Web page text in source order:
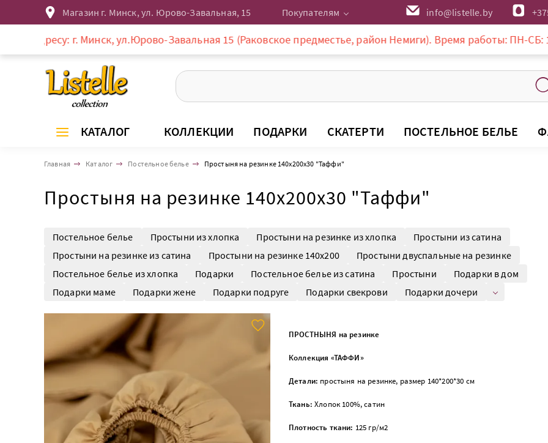
Магазин г. Минск, ул. Юрово-Завальная, 15 Покупателям info@listelle.by
г. Минск, ул.Юрово-Завальная 15 (Раковское предместье, район Немиги). Время работы: ПН-СБ: 10-20:00,
КАТАЛОГ КОЛЛЕКЦИИ ПОДАРКИ СКАТЕРТИ ПОСТЕЛЬНОЕ БЕЛЬЕ
Главная Каталог Постельное белье Простыня на резинке 140х200х30 "Таффи"
Простыня на резинке 140х200х30 "Таффи"
Постельное белье Простыни из хлопка Простыни на резинке из хлопка
Простыни из сатина
Простыни на резинке из сатина
Простыни на резинке 140х200
Простыни двуспальные на резинке
Постельное белье из хлопка
Подарки Постельное белье из сатина Простыни
Подарки в дом
Подарки маме
Подарки жене Подарки подруге Подарки свекрови Подарки дочери
ПРОСТНЫНЯ на резинке
Коллекция «ТАФФИ»
Детали: простыня на резинке, размер 140*200*30 см
Ткань: Хлопок 100%, сатин
Плотность ткани: 125 гр/м2